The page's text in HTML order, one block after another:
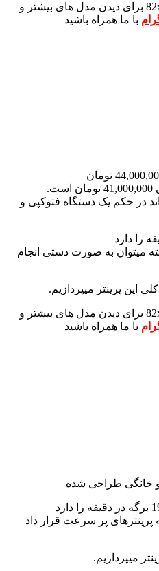
برای دیدن مدل های بیشتر و
با ما همراه باشید
قیمت اصلی 44,000,000 تومان
در حکم یک دستگاه فتوکپی و
میتوان به صورت دستی انجام
این پرینتر میپردازیم.
برای دیدن مدل های بیشتر و
با ما همراه باشید
خانگی طراحی شده
پرینترهای پر سرعت قرار داد
میپردازیم.